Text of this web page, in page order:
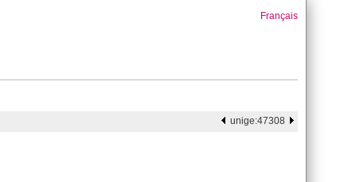
Français
unige:47308